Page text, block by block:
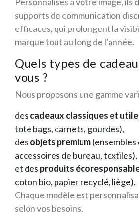
supports de communication
efficaces, qui prolongent la
marque tout au long de l’année.
Quels types de
vous ?
Nous proposons une gamme
des cadeaux classiques et
tote bags, carnets, gourdes),
des objets premium
accessoires de bureau, textiles),
et des produits
coton bio, papier recyclé, liège).
Chaque modèle est
selon vos besoins.